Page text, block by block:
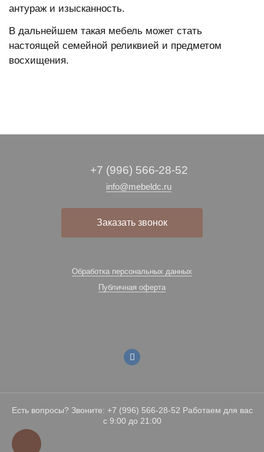
антураж и изысканность.
В дальнейшем такая мебель может стать
настоящей семейной реликвией и предметом
восхищения.
+7 (996) 566-28-52
info@mebeldc.ru
Заказать звонок
Обработка персональных данных
Публичная оферта
Есть вопросы? Звоните: +7 (996) 566-28-52 Работаем для вас
с 9:00 до 21:00